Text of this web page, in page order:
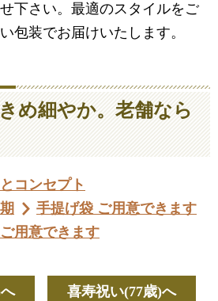
下さい。最適のスタイルをご
包装でお届けいたします。
め細やか。老舗なら
コンセプト
手提げ袋 ご用意できます
用意できます
喜寿祝い(77歳)へ